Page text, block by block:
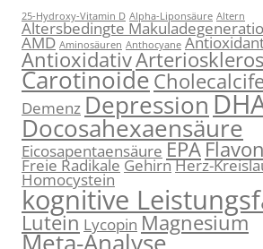
25-Hydroxy-Vitamin D Alpha-Liponsäure Altern
Altersbedingte
AMD Aminosäuren Anthocyane
Antioxidativ
Carotinoide
Demenz Depression
Docosahexaensäure
Eicosapentaensäure EPA
Freie RadikaleGehirnHerz-
Homocystein
kognitive
Lutein Lycopin Magnesium